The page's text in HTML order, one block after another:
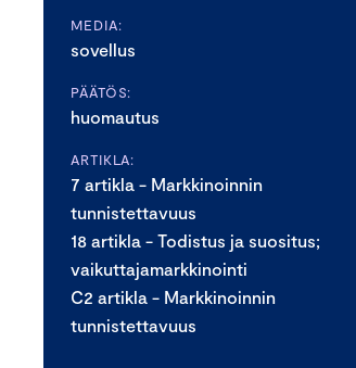
MEDIA:
sovellus
PÄÄTÖS:
huomautus
ARTIKLA:
7 artikla - Markkinoinnin
tunnistettavuus
18 artikla - Todistus ja suositus;
vaikuttajamarkkinointi
C2 artikla - Markkinoinnin
tunnistettavuus